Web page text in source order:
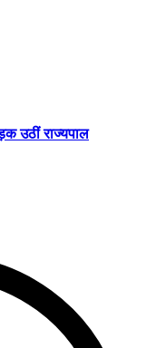
उठीं राज्यपाल